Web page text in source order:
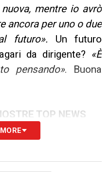
mentre io avrò
ancora per uno o due
futuro». Un futuro
da dirigente? «È
pensando». Buona
TOP NEWS